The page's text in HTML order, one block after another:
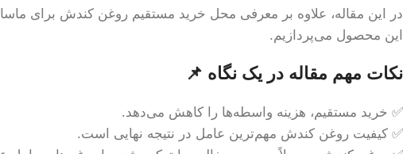
در این مقاله، علاوه بر معرفی محل خرید مستقیم روغن کندش برای
این محصول می‌پردازیم.
نکات مهم مقاله در یک نگاه 📌
✅ خرید مستقیم، هزینه واسطه‌ها را کاهش می‌دهد.
✅ کیفیت روغن کندش مهم‌ترین عامل در نتیجه نهایی است.